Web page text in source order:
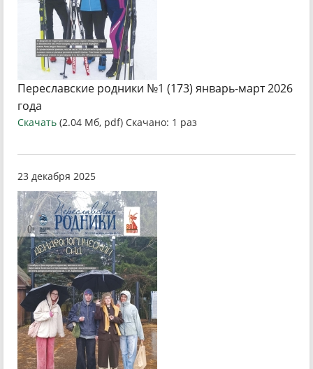
Переславские родники №1 (173) январь-март 2026
года
Скачать (2.04 Мб, pdf) Скачано: 1 раз
23 декабря 2025